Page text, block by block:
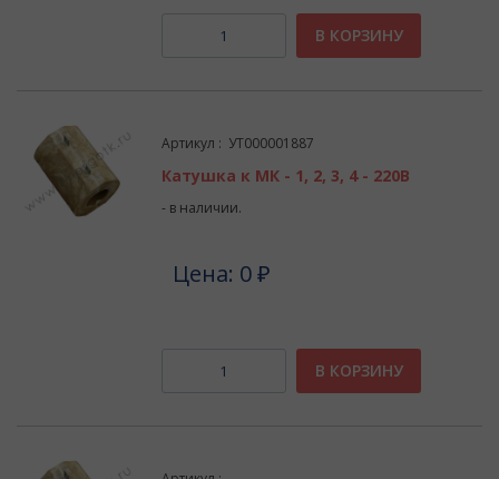
В КОРЗИНУ
Артикул : УТ000001887
Катушка к МК - 1, 2, 3, 4 - 220В
- в наличии.
Цена: 0 ₽
В КОРЗИНУ